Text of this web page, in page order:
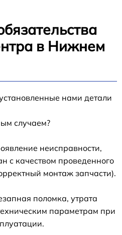
в Нижнем
нами детали
случаем?
неисправности,
с качеством проведенного
монтаж запчасти).
поломка, утрата
параметрам при